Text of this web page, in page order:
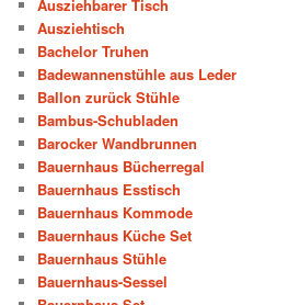
Ausziehbarer Tisch
Ausziehtisch
Bachelor Truhen
Badewannenstühle aus Leder
Ballon zurück Stühle
Bambus-Schubladen
Barocker Wandbrunnen
Bauernhaus Bücherregal
Bauernhaus Esstisch
Bauernhaus Kommode
Bauernhaus Küche Set
Bauernhaus Stühle
Bauernhaus-Sessel